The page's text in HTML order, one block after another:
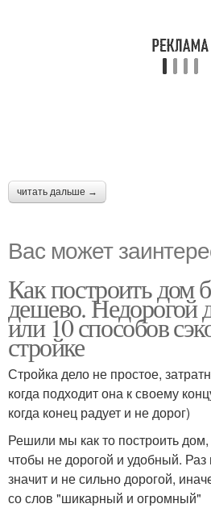
читать дальше →
Вас может
Как построить дом
дешево. Недорогой
или 10 способов
стройке
Стройка дело не простое,
когда подходит она к своему
когда конец радует и не дорог)
Решили мы как то построить
чтобы не дорогой и удобный.
значит и не сильно дорогой,
со слов "шикарный и огромный"